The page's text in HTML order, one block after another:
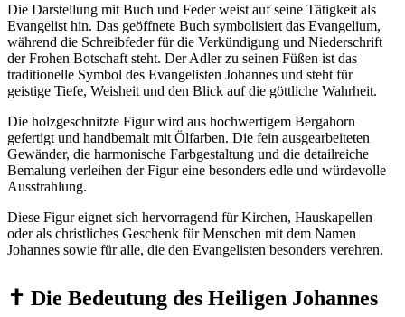
Die Darstellung mit Buch und Feder weist auf seine Tätigkeit als
Evangelist hin. Das geöffnete Buch symbolisiert das Evangelium,
während die Schreibfeder für die Verkündigung und Niederschrift
der Frohen Botschaft steht. Der Adler zu seinen Füßen ist das
traditionelle Symbol des Evangelisten Johannes und steht für
geistige Tiefe, Weisheit und den Blick auf die göttliche Wahrheit.
Die holzgeschnitzte Figur wird aus hochwertigem Bergahorn
gefertigt und handbemalt mit Ölfarben. Die fein ausgearbeiteten
Gewänder, die harmonische Farbgestaltung und die detailreiche
Bemalung verleihen der Figur eine besonders edle und würdevolle
Ausstrahlung.
Diese Figur eignet sich hervorragend für Kirchen, Hauskapellen
oder als christliches Geschenk für Menschen mit dem Namen
Johannes sowie für alle, die den Evangelisten besonders verehren.
✝️ Die Bedeutung des Heiligen Johannes